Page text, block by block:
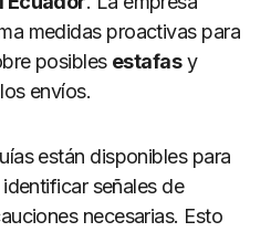
medidas proactivas para
posibles estafasy
envíos.
están disponibles para
señales de
necesarias. Esto